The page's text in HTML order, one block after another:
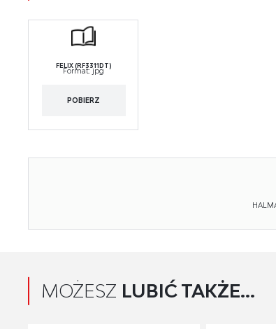
FELIX (RF3311DT)
Format:jpg
POBIERZ
MOŻESZ LUBIĆ TAKŻE...